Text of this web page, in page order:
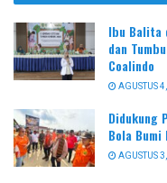
Ibu Balita
dan
Coalindo
AGUSTUS
Didukung
Bola
AGUSTUS